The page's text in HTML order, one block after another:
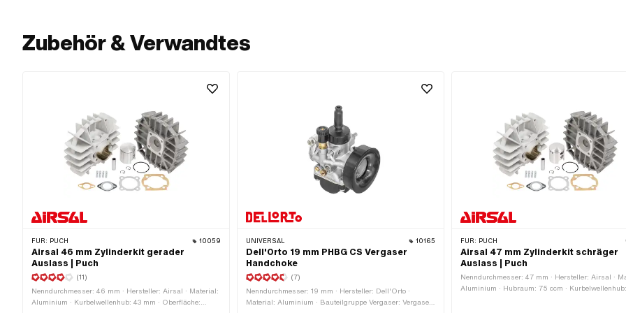
Zubehör & Verwandtes
FÜR: PUCH 10059
Airsal 46 mm Zylinderkit gerader
Auslass | Puch
(11)
Nenndurchmesser: 46 mm · Hersteller: Airsal · Material:
Aluminium · Kurbelwellenhub: 43 mm · Oberfläche:
UNIVERSAL 10165
Dell'Orto 19 mm PHBG CS Vergaser
Handchoke
(7)
Nenndurchmesser: 19 mm · Hersteller: Dell'Orto ·
Material: Aluminium · Bauteilgruppe Vergaser: Vergaser
FÜR: PUCH
Airsal 47 mm Zylinderkit schräger
Auslass | Puch
Nenndurchmesser: 47 mm · Hersteller: Airsal ·
Aluminium · Hubraum: 75 ccm ·